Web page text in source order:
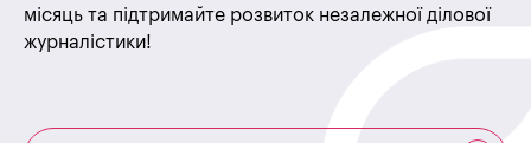
місяць та підтримайте розвиток незалежної ділової
журналістики!